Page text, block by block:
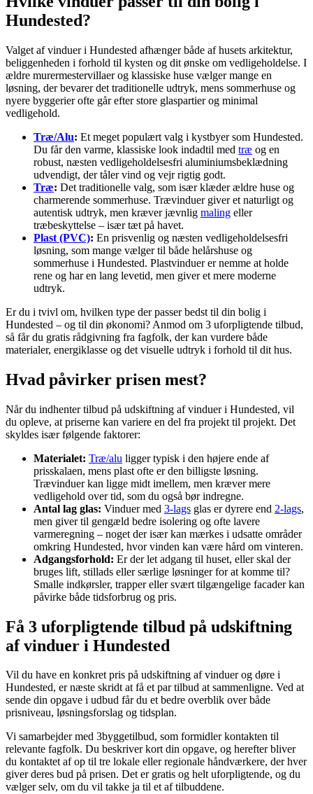
Hundested?
Valget af vinduer i Hundested afhænger både af husets arkitektur,
beliggenheden i forhold til kysten og dit ønske om vedligeholdelse. I
ældre murermestervillaer og klassiske huse vælger mange en
løsning, der bevarer det traditionelle udtryk, mens sommerhuse og
nyere byggerier ofte går efter store glaspartier og minimal
vedligehold.
Træ/Alu: Et meget populært valg i kystbyer som Hundested.
Du får den varme, klassiske look indadtil med træ og en
robust, næsten vedligeholdelsesfri aluminiumsbeklædning
udvendigt, der tåler vind og vejr rigtig godt.
Træ: Det traditionelle valg, som især klæder ældre huse og
charmerende sommerhuse. Trævinduer giver et naturligt og
autentisk udtryk, men kræver jævnlig maling eller
træbeskyttelse – især tæt på havet.
Plast (PVC): En prisvenlig og næsten vedligeholdelsesfri
løsning, som mange vælger til både helårshuse og
sommerhuse i Hundested. Plastvinduer er nemme at holde
rene og har en lang levetid, men giver et mere moderne
udtryk.
Er du i tvivl om, hvilken type der passer bedst til din bolig i
Hundested – og til din økonomi? Anmod om 3 uforpligtende tilbud,
så får du gratis rådgivning fra fagfolk, der kan vurdere både
materialer, energiklasse og det visuelle udtryk i forhold til dit hus.
Hvad påvirker prisen mest?
Når du indhenter tilbud på udskiftning af vinduer i Hundested, vil
du opleve, at priserne kan variere en del fra projekt til projekt. Det
skyldes især følgende faktorer:
Materialet: Træ/alu ligger typisk i den højere ende af
prisskalaen, mens plast ofte er den billigste løsning.
Trævinduer kan ligge midt imellem, men kræver mere
vedligehold over tid, som du også bør indregne.
Antal lag glas: Vinduer med 3-lags glas er dyrere end 2-lags,
men giver til gengæld bedre isolering og ofte lavere
varmeregning – noget der især kan mærkes i udsatte områder
omkring Hundested, hvor vinden kan være hård om vinteren.
Adgangsforhold: Er der let adgang til huset, eller skal der
bruges lift, stillads eller særlige løsninger for at komme til?
Smalle indkørsler, trapper eller svært tilgængelige facader kan
påvirke både tidsforbrug og pris.
Få 3 uforpligtende tilbud på udskiftning
af vinduer i Hundested
Vil du have en konkret pris på udskiftning af vinduer og døre i
Hundested, er næste skridt at få et par tilbud at sammenligne. Ved at
sende din opgave i udbud får du et bedre overblik over både
prisniveau, løsningsforslag og tidsplan.
Vi samarbejder med 3byggetilbud, som formidler kontakten til
relevante fagfolk. Du beskriver kort din opgave, og herefter bliver
du kontaktet af op til tre lokale eller regionale håndværkere, der hver
giver deres bud på prisen. Det er gratis og helt uforpligtende, og du
vælger selv, om du vil takke ja til et af tilbuddene.